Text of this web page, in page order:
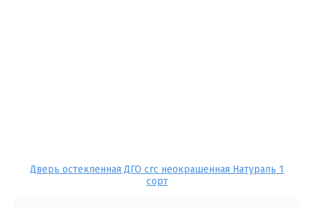
Дверь остекленная ДГО сгс неокрашенная Натураль 1
сорт